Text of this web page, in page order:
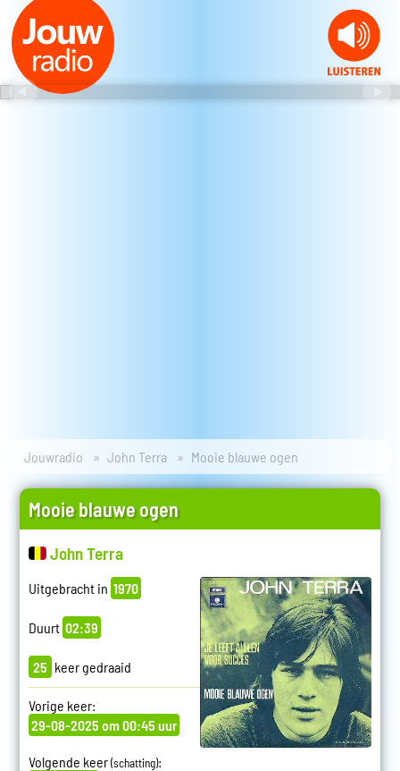
Jouwradio John Terra Mooie blauwe ogen
Mooie blauwe ogen
John Terra
Uitgebracht in 1970
Duurt 02:39
25 keer gedraaid
Vorige keer:
29-08-2025 om 00:45 uur
Volgende keer(schatting):